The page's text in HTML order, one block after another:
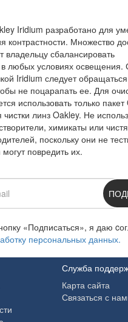
Iridium разработано для
контрастности. Множество
владельцу сбалансировать
в любых условиях освещения.
Iridium следует
не поцарапать ее. Для
использовать только
линз Oakley. Не
химикаты или
поскольку они не
повредить их.
«Подписаться», я даю
персональных данных.
Служба
Карта сайта
Связаться с